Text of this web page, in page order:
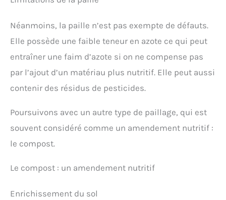
Néanmoins, la paille n’est pas exempte de défauts.
Elle possède une faible teneur en azote ce qui peut
entraîner une faim d’azote si on ne compense pas
par l’ajout d’un matériau plus nutritif. Elle peut aussi
contenir des résidus de pesticides.
Poursuivons avec un autre type de paillage, qui est
souvent considéré comme un amendement nutritif :
le compost.
Le compost : un amendement nutritif
Enrichissement du sol